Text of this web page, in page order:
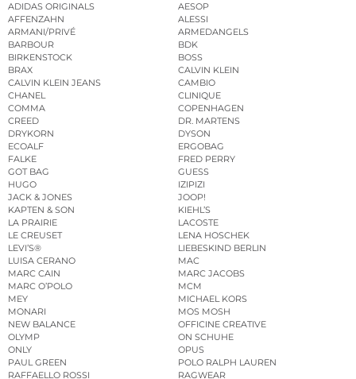
ADIDAS ORIGINALS
AESOP
AFFENZAHN
ALESSI
ARMANI/PRIVÉ
ARMEDANGELS
BARBOUR
BDK
BIRKENSTOCK
BOSS
BRAX
CALVIN KLEIN
CALVIN KLEIN JEANS
CAMBIO
CHANEL
CLINIQUE
COMMA
COPENHAGEN
CREED
DR. MARTENS
DRYKORN
DYSON
ECOALF
ERGOBAG
FALKE
FRED PERRY
GOT BAG
GUESS
HUGO
IZIPIZI
JACK & JONES
JOOP!
KAPTEN & SON
KIEHL’S
LA PRAIRIE
LACOSTE
LE CREUSET
LENA HOSCHEK
LEVI’S®
LIEBESKIND BERLIN
LUISA CERANO
MAC
MARC CAIN
MARC JACOBS
MARC O’POLO
MCM
MEY
MICHAEL KORS
MONARI
MOS MOSH
NEW BALANCE
OFFICINE CREATIVE
OLYMP
ON SCHUHE
ONLY
OPUS
PAUL GREEN
POLO RALPH LAUREN
RAFFAELLO ROSSI
RAGWEAR